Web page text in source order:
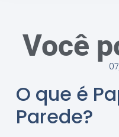
Você
O que é
Parede?